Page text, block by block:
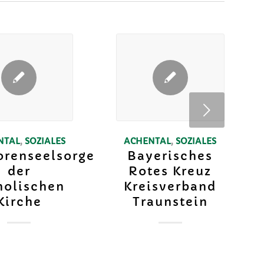
, SOZIALES
der
ACHENTAL,SOZIALES
Bayerisches
Rotes Kreuz
Kreisverband
Traunstein